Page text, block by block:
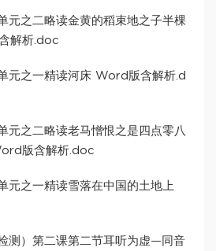
元之二略读金黄的稻束地之子半棵
解析.doc
元之一精读河床 Word版含解析.d
元之二略读老马憎恨之是四点零八
版含解析.doc
元之一精读雪落在中国的土地上
测）第二课第二节耳听为虚—同音